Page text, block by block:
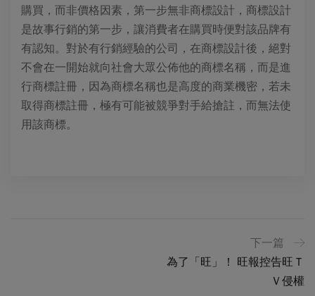
購買，而非價格因素，第一步無非商標設計，商標設計
是故事行銷的第一步，讓消費者在購買時便對該品牌有
有認知。對於有行銷經驗的公司，在商標設計後，絕對
不會在一開始就向社會大眾公佈他的商標名稱，而是進
行商標註冊，因為商標名稱也是高度的商業機密，若未
取得商標註冊，極有可能被競爭對手給搶註，而無法使
用該商標。
下一篇
為了「旺」！ 旺報控告旺Ｔ
Ｖ侵權